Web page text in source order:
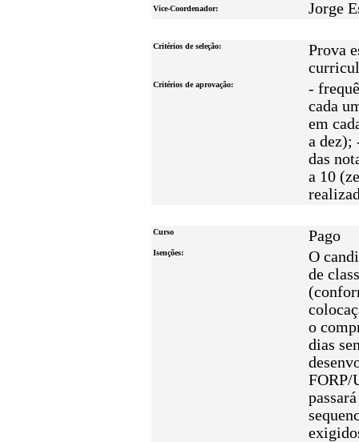
Vice-Coordenador: Jorge
Critérios de seleção:
Prova
Critérios de aprovação:
-
cada
em
a dez);
das
a 10
Curso Pago
Isenções:
O
de
o
dias
FORP/